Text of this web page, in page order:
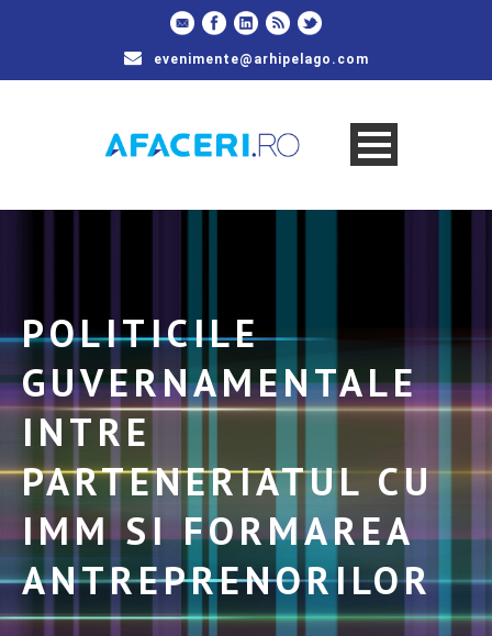
evenimente@arhipelago.com
POLITICILE
GUVERNAMENTALE
INTRE
PARTENERIATUL CU
IMM SI FORMAREA
ANTREPRENORILOR